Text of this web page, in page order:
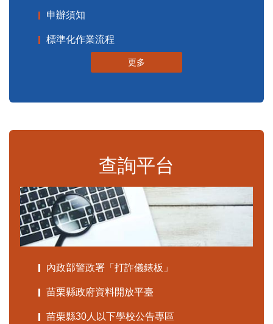
申辦須知
標準化作業流程
更多
查詢平台
內政部警政署「打詐儀錶板」
苗栗縣政府資料開放平臺
苗栗縣30人以下學校公告專區